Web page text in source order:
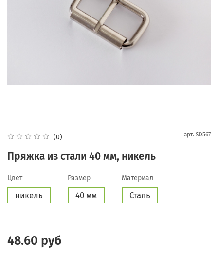
(0) арт. SD567
Пряжка из стали 40 мм, никель
Цвет
никель
Размер
40 мм
Материал
Сталь
48.60 руб